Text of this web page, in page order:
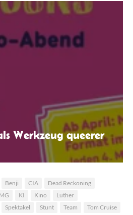
Werkzeug queerer
Benji CIA
Dead Reckoning
KI Kino
Luther
Spektakel Stunt Team
Tom Cruise